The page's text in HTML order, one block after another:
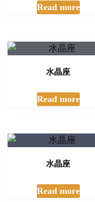
Read more
水晶座
Read more
水晶座
Read more